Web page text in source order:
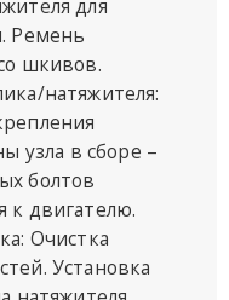
для
Ремень
шкивов.
натяжителя:
узла в сборе –
болтов
к двигателю.
Очистка
Установка